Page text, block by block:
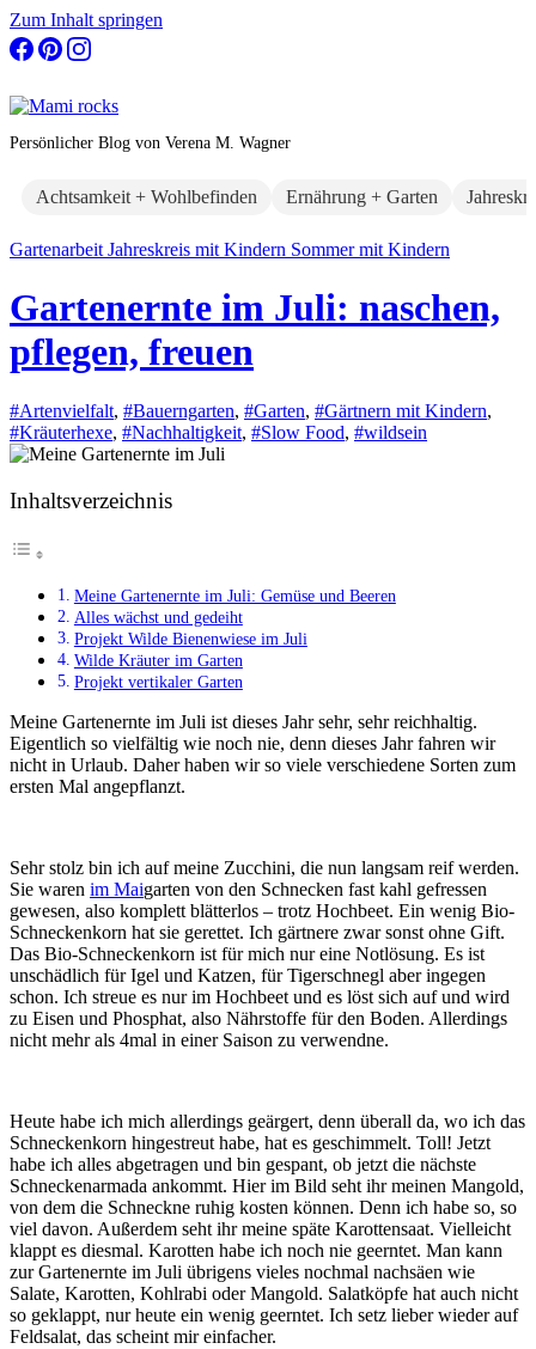
Zum Inhalt springen
Persönlicher Blog von Verena M. Wagner
Achtsamkeit + Wohlbefinden Ernährung + Garten
Gartenarbeit Jahreskreis mit Kindern Sommer mit Kindern
Gartenernte im Juli: naschen,
pflegen, freuen
#Artenvielfalt, #Bauerngarten, #Garten, #Gärtnern mit Kindern,
#Kräuterhexe, #Nachhaltigkeit, #Slow Food, #wildsein
Inhaltsverzeichnis
Meine Gartenernte im Juli: Gemüse und Beeren
Alles wächst und gedeiht
Projekt Wilde Bienenwiese im Juli
Wilde Kräuter im Garten
Projekt vertikaler Garten
Meine Gartenernte im Juli ist dieses Jahr sehr, sehr reichhaltig.
Eigentlich so vielfältig wie noch nie, denn dieses Jahr fahren wir
nicht in Urlaub. Daher haben wir so viele verschiedene Sorten zum
ersten Mal angepflanzt.
Sehr stolz bin ich auf meine Zucchini, die nun langsam reif werden.
Sie waren im Maigarten von den Schnecken fast kahl gefressen
gewesen, also komplett blätterlos – trotz Hochbeet. Ein wenig Bio-
Schneckenkorn hat sie gerettet. Ich gärtnere zwar sonst ohne Gift.
Das Bio-Schneckenkorn ist für mich nur eine Notlösung. Es ist
unschädlich für Igel und Katzen, für Tigerschnegl aber ingegen
schon. Ich streue es nur im Hochbeet und es löst sich auf und wird
zu Eisen und Phosphat, also Nährstoffe für den Boden. Allerdings
nicht mehr als 4mal in einer Saison zu verwendne.
Heute habe ich mich allerdings geärgert, denn überall da, wo ich das
Schneckenkorn hingestreut habe, hat es geschimmelt. Toll! Jetzt
habe ich alles abgetragen und bin gespant, ob jetzt die nächste
Schneckenarmada ankommt. Hier im Bild seht ihr meinen Mangold,
von dem die Schneckne ruhig kosten können. Denn ich habe so, so
viel davon. Außerdem seht ihr meine späte Karottensaat. Vielleicht
klappt es diesmal. Karotten habe ich noch nie geerntet. Man kann
zur Gartenernte im Juli übrigens vieles nochmal nachsäen wie
Salate, Karotten, Kohlrabi oder Mangold. Salatköpfe hat auch nicht
so geklappt, nur heute ein wenig geerntet. Ich setz lieber wieder auf
Feldsalat, das scheint mir einfacher.